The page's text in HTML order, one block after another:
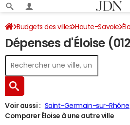
Budgets des villes Haute-Savoie
Dépenses d'Éloise
Voir aussi : Saint-Germain-sur-Rhône
Comparer Éloise à une autre ville